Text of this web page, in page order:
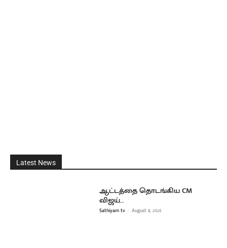
Latest News
ஆட்டத்தை தொடங்கிய CM
விஜய்…
Sathiyam tv - August 8, 2026